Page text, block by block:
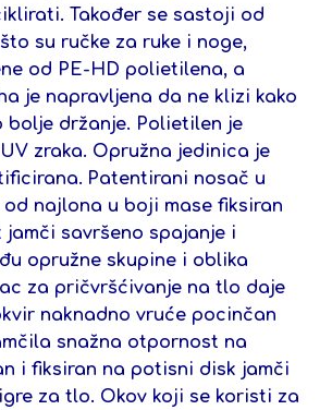
Također se sastoji od
su ručke za ruke i noge,
od PE-HD polietilena, a
je napravljena da ne klizi kako
bolje držanje. Polietilen je
zraka. Opružna jedinica je
Patentirani nosač u
najlona u boji mase fiksiran
savršeno spajanje i
opružne skupine i oblika
za pričvršćivanje na tlo daje
naknadno vruće pocinčan
snažna otpornost na
i fiksiran na potisni disk jamči
za tlo. Okov koji se koristi za